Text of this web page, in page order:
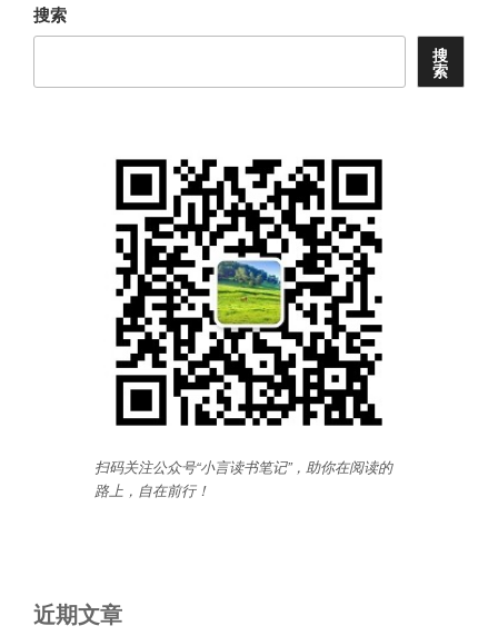
搜索
搜
索
扫码关注公众号“小言读书笔记”，助你在阅读的
路上，自在前行！
近期文章